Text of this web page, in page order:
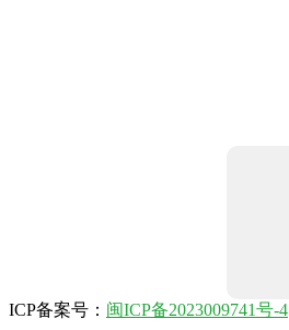
ICP备案号： 闽ICP备2023009741号-4